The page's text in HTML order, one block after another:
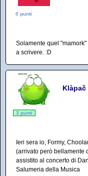
0 punti
Solamente quel
a scrivere. :D
Klàpač
3 punti
Ieri sera io, Formy,
(arrivato però bellamente
assistito al concerto di
Salumeria della Musica